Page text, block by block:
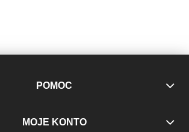
POMOC
MOJE KONTO